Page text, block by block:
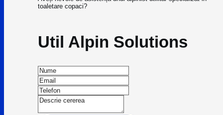
toaletare copaci?
Util Alpin Solutions